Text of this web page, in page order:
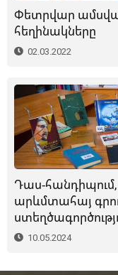
Փետրվար
հեղինակները
02.03.2022
Դաս-հանդիպում,
արևմտահայ
10.05.2024